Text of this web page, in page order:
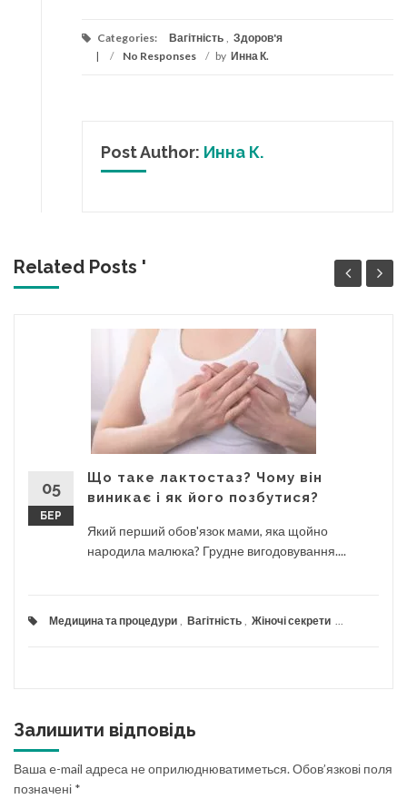
Categories: Вагітність , Здоров'я
/
No Responses / by Инна К.
Post Author: Инна К.
Related Posts '
05
БЕР
Що таке лактостаз? Чому він
виникає і як його позбутися?
Який перший обов'язок мами, яка щойно
народила малюка? Грудне вигодовування....
Медицина та процедури Вагітність Жіночі секрети
Залишити відповідь
Ваша e-mail адреса не оприлюднюватиметься.Обов’язкові поля
позначені *